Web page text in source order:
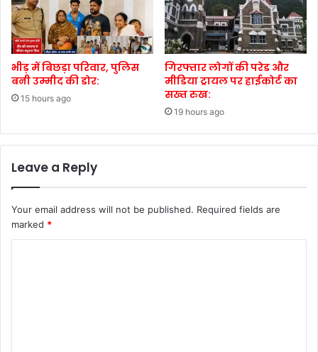
भीड़ में बिछड़ा परिवार, पुलिस
बनी उम्मीद की डोर:
15 hours ago
गिरफ्तार लोगों की परेड और
मीडिया ट्रायल पर हाईकोर्ट का
सख्त रुख:
19 hours ago
Leave a Reply
Your email address will not be published. Required fields are
marked *